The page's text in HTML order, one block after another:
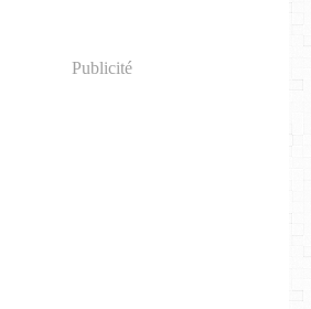
Publicité